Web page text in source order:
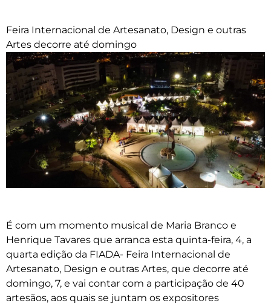
Feira Internacional de Artesanato, Design e outras
Artes decorre até domingo
É com um momento musical de Maria Branco e
Henrique Tavares que arranca esta quinta-feira, 4, a
quarta edição da FIADA- Feira Internacional de
Artesanato, Design e outras Artes, que decorre até
domingo, 7, e vai contar com a participação de 40
artesãos, aos quais se juntam os expositores